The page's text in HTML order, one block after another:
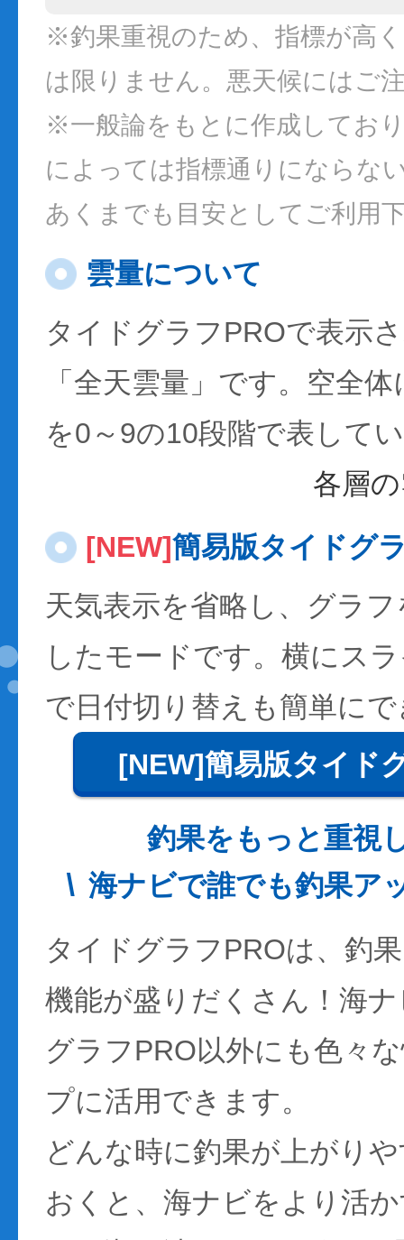
※釣果重視のため、指標が高
は限りません。悪天候にはご
※一般論をもとに作成してお
によっては指標通りにならな
あくまでも目安としてご利用
雲量について
タイドグラフPROで表示
「全天雲量」です。空全
を0～9の10段階で表して
各層
[NEW]簡易版タイドグ
天気表示を省略し、グラ
したモードです。横にス
で日付切り替えも簡単に
[NEW]簡易版タイド
釣果をもっと重視
海ナビで誰でも釣果ア
タイドグラフPROは、釣
機能が盛りだくさん！海
グラフPRO以外にも色々
プに活用できます。
どんな時に釣果が上がり
おくと、海ナビをより活